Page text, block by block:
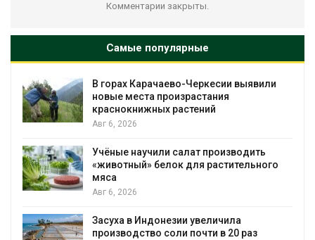
Комментарии закрыты.
Самые популярные
В горах Карачаево-Черкесии выявили
новые места произрастания
краснокнижных растений
Авг 6, 2026
Учёные научили салат производить
«животный» белок для растительного
мяса
Авг 6, 2026
Засуха в Индонезии увеличила
производство соли почти в 20 раз